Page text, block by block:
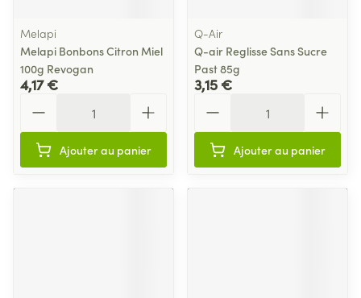
Melapi
Melapi Bonbons Citron Miel
100g Revogan
4,17 €
Ajouter au panier
Q-Air
Q-air Reglisse Sans Sucre
Past 85g
3,15 €
Ajouter au panier